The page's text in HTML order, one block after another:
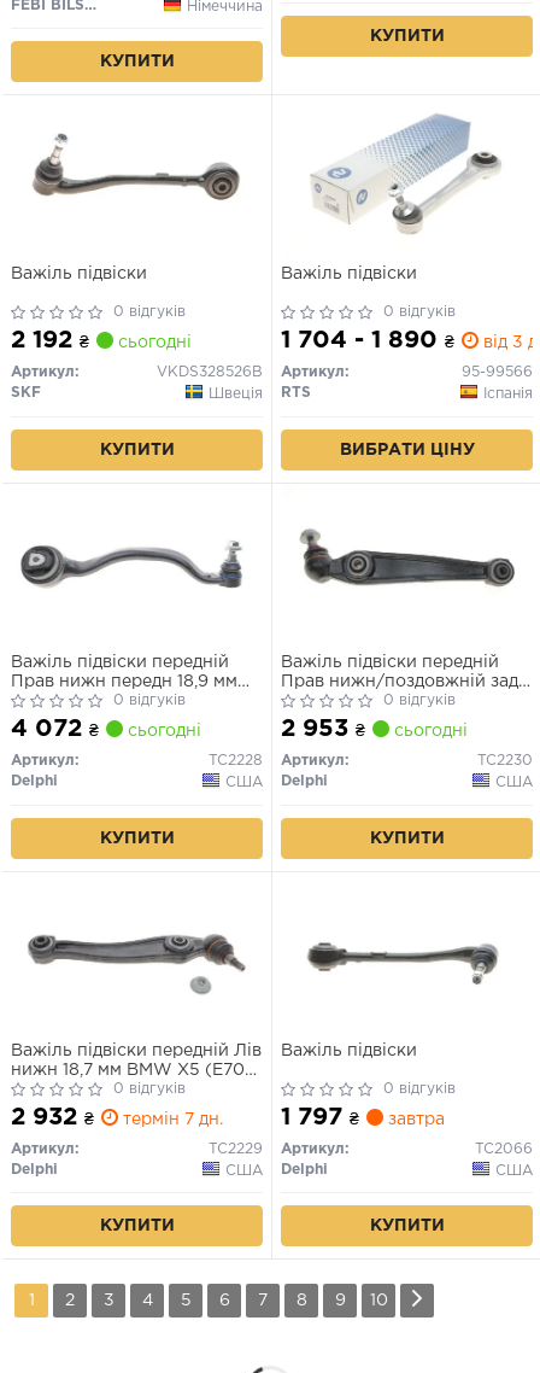
FEBI BILSTEIN Німеччина
КУПИТИ
КУПИТИ
Важіль підвіски
0 відгуків
2 192 ₴ сьогодні
Артикул:
VKDS328526B
SKF
Швеція
КУПИТИ
Важіль підвіски
0 відгуків
1 704 - 1 890 ₴ від 3
Артикул:
95-99566
RTS
Іспанія
ВИБРАТИ ЦІНУ
Важіль підвіски передній
Прав нижн передн 18,9 мм
BMW 5 (E60), X5 (E70), X5
(F15, F85), X6 (E71, E72), X6
(F16, F86) 2.0-4.8 03.05-07.19
0 відгуків
4 072 ₴ сьогодні
Артикул:
TC2228
Delphi
США
КУПИТИ
Важіль підвіски передній
Прав нижн/поздовжній задн
18,7 мм BMW X5 (E70), X6
(E71, E72) 3.0-4.8 10.06-07.14
0 відгуків
2 953 ₴ сьогодні
Артикул:
TC2230
Delphi
США
КУПИТИ
Важіль підвіски передній Лів
нижн 18,7 мм BMW X5 (E70),
X6 (E71, E72) 3.0-4.8 10.06-
07.14
0 відгуків
2 932 ₴ термін 7 дн.
Артикул:
TC2229
Delphi
США
КУПИТИ
Важіль підвіски
0 відгуків
1 797 ₴ завтра
Артикул:
TC2066
Delphi
США
КУПИТИ
2 3 4 5 6 7 8 9 10